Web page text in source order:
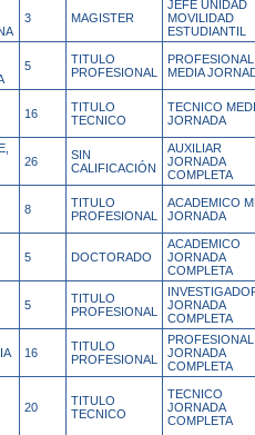
3 MAGISTER
JEFE UNIDAD
MOVILIDAD
ESTUDIANTIL
5
TITULO
PROFESIONAL
PROFESIONAL
MEDIA
16
TITULO
TECNICO
TECNICO
JORNADA
26
SIN
CALIFICACIÓN
AUXILIAR
JORNADA
COMPLETA
8
TITULO
PROFESIONAL
ACADEMICO
JORNADA
5 DOCTORADO
ACADEMICO
JORNADA
COMPLETA
5
TITULO
PROFESIONAL
JORNADA
COMPLETA
16
TITULO
PROFESIONAL
PROFESIONAL
JORNADA
COMPLETA
20
TITULO
TECNICO
TECNICO
JORNADA
COMPLETA